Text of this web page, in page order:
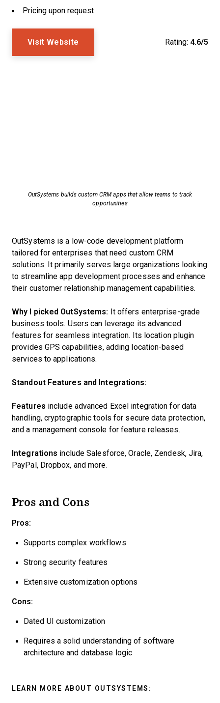
Pricing upon request
Visit Website Rating: 4.6/5
OutSystems builds custom CRM apps that allow teams to track
opportunities
OutSystems is a low-code development platform
tailored for enterprises that need custom CRM
solutions. It primarily serves large organizations looking
to streamline app development processes and enhance
their customer relationship management capabilities.
Why I picked OutSystems: It offers enterprise-grade
business tools. Users can leverage its advanced
features for seamless integration. Its location plugin
provides GPS capabilities, adding location-based
services to applications.
Standout Features and Integrations:
Features include advanced Excel integration for data
handling, cryptographic tools for secure data protection,
and a management console for feature releases.
Integrations include Salesforce, Oracle, Zendesk, Jira,
PayPal, Dropbox, and more.
Pros and Cons
Pros:
Supports complex workflows
Strong security features
Extensive customization options
Cons:
Dated UI customization
Requires a solid understanding of software
architecture and database logic
LEARN MORE ABOUT OUTSYSTEMS: